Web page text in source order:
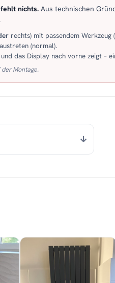
nichts. Aus technischen
rechts) mit passendem Werkzeug
(normal).
das Display nach vorne zeigt –
Montage.